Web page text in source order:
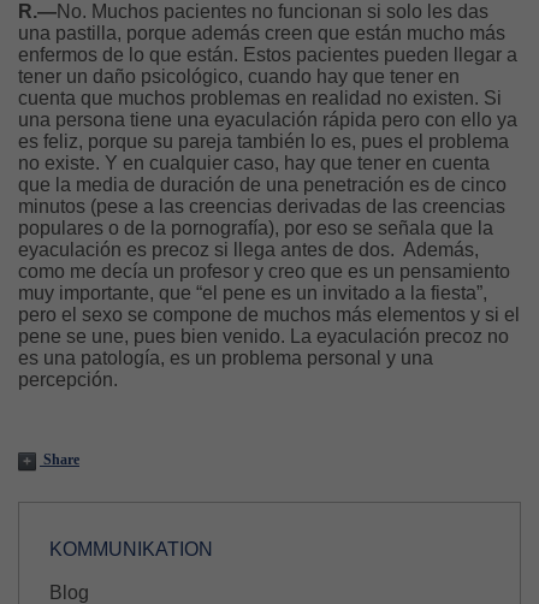
R.—No. Muchos pacientes no funcionan si solo les das
una pastilla, porque además creen que están mucho más
enfermos de lo que están. Estos pacientes pueden llegar a
tener un daño psicológico, cuando hay que tener en
cuenta que muchos problemas en realidad no existen. Si
una persona tiene una eyaculación rápida pero con ello ya
es feliz, porque su pareja también lo es, pues el problema
no existe. Y en cualquier caso, hay que tener en cuenta
que la media de duración de una penetración es de cinco
minutos (pese a las creencias derivadas de las creencias
populares o de la pornografía), por eso se señala que la
eyaculación es precoz si llega antes de dos. Además,
como me decía un profesor y creo que es un pensamiento
muy importante, que “el pene es un invitado a la fiesta”,
pero el sexo se compone de muchos más elementos y si el
pene se une, pues bien venido. La eyaculación precoz no
es una patología, es un problema personal y una
percepción.
Share
KOMMUNIKATION
Blog